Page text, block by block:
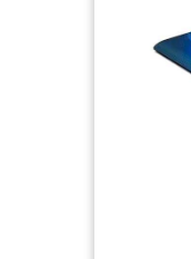
conçu pour
appareils.